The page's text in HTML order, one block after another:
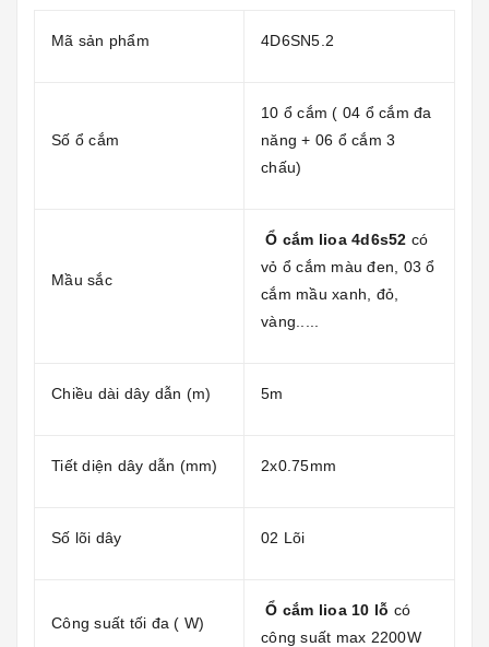
Mã sản phẩm 4D6SN5.2
Số ổ cắm
10 ổ cắm ( 04 ổ cắm đa
năng + 06 ổ cắm 3
chấu)
Mầu sắc
Ổ cắm lioa 4d6s52 có
vỏ ổ cắm màu đen, 03 ổ
cắm mầu xanh, đỏ,
vàng.....
Chiều dài dây dẫn (m) 5m
Tiết diện dây dẫn (mm) 2x0.75mm
Số lõi dây 02 Lõi
Công suất tối đa ( W)
Ổ cắm lioa 10 lỗ có
công suất max 2200W